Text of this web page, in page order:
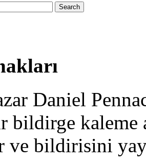
Daniel
bildirge kaleme
ve bildirisini